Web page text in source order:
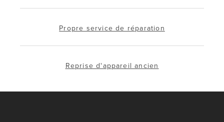
Propre service de réparation
Reprise d'appareil ancien